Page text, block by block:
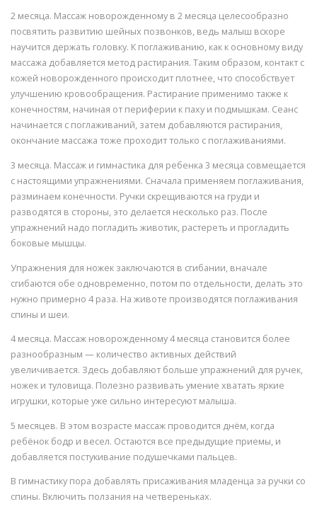
2 месяца. Массаж новорожденному в 2 месяца целесообразно
посвятить развитию шейных позвонков, ведь малыш вскоре
научится держать головку. К поглаживанию, как к основному виду
массажа добавляется метод растирания. Таким образом, контакт с
кожей новорожденного происходит плотнее, что способствует
улучшению кровообращения. Растирание применимо также к
конечностям, начиная от периферии к паху и подмышкам. Сеанс
начинается с поглаживаний, затем добавляются растирания,
окончание массажа тоже проходит только с поглаживаниями.
3 месяца. Массаж и гимнастика для ребенка 3 месяца совмещается
с настоящими упражнениями. Сначала применяем поглаживания,
разминаем конечности. Ручки скрещиваются на груди и
разводятся в стороны, это делается несколько раз. После
упражнений надо погладить животик, растереть и прогладить
боковые мышцы.
Упражнения для ножек заключаются в сгибании, вначале
сгибаются обе одновременно, потом по отдельности, делать это
нужно примерно 4 раза. На животе производятся поглаживания
спины и шеи.
4 месяца. Массаж новорожденному 4 месяца становится более
разнообразным — количество активных действий
увеличивается. Здесь добавляют больше упражнений для ручек,
ножек и туловища. Полезно развивать умение хватать яркие
игрушки, которые уже сильно интересуют малыша.
5 месяцев. В этом возрасте массаж проводится днём, когда
ребёнок бодр и весел. Остаются все предыдущие приемы, и
добавляется постукивание подушечками пальцев.
В гимнастику пора добавлять присаживания младенца за ручки со
спины. Включить ползания на четвереньках.